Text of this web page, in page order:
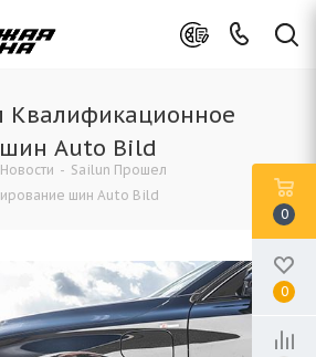
шин Auto Bild
Новости - Sailun Прошел
шин Auto Bild
0
0